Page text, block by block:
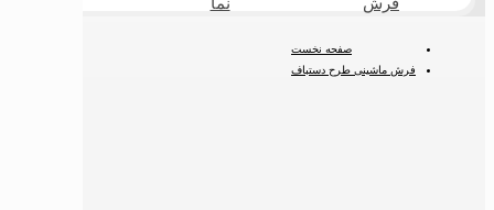
صفحه نخست
فرش ماشینی طرح دستباف